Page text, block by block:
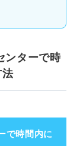
ンターで時
法
で時間内に